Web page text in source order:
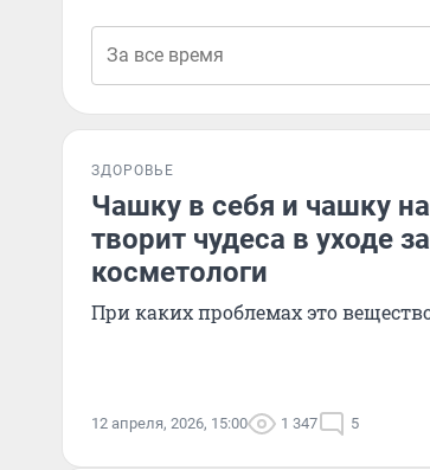
ЗДОРОВЬЕ
Чашку в себя и чашку
творит чудеса в уходе
косметологи
При каких проблемах это
12 апреля, 2026, 15:00 1 347 5